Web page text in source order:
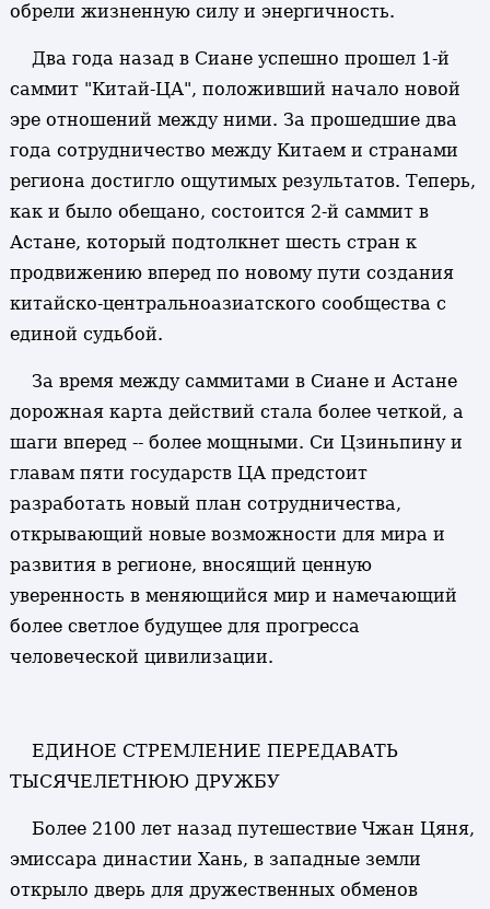
обрели жизненную силу и энергичность.
Два года назад в Сиане успешно прошел 1-й
саммит "Китай-ЦА", положивший начало новой
эре отношений между ними. За прошедшие два
года сотрудничество между Китаем и странами
региона достигло ощутимых результатов. Теперь,
как и было обещано, состоится 2-й саммит в
Астане, который подтолкнет шесть стран к
продвижению вперед по новому пути создания
китайско-центральноазиатского сообщества с
единой судьбой.
За время между саммитами в Сиане и Астане
дорожная карта действий стала более четкой, а
шаги вперед -- более мощными. Си Цзиньпину и
главам пяти государств ЦА предстоит
разработать новый план сотрудничества,
открывающий новые возможности для мира и
развития в регионе, вносящий ценную
уверенность в меняющийся мир и намечающий
более светлое будущее для прогресса
человеческой цивилизации.
ЕДИНОЕ СТРЕМЛЕНИЕ ПЕРЕДАВАТЬ
ТЫСЯЧЕЛЕТНЮЮ ДРУЖБУ
Более 2100 лет назад путешествие Чжан Цяня,
эмиссара династии Хань, в западные земли
открыло дверь для дружественных обменов